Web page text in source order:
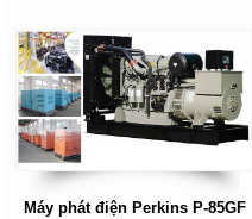
Máy phát điện Perkins P-85GF